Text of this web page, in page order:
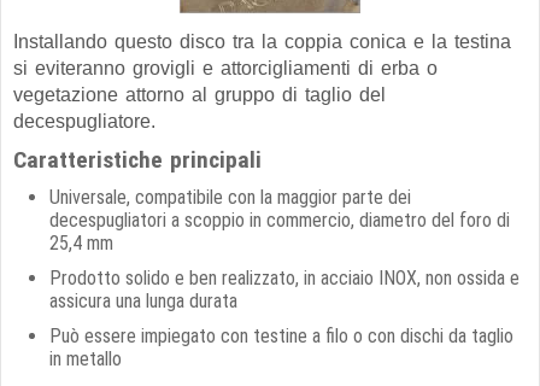
Installando questo disco tra la coppia conica e la testina
si eviteranno grovigli e attorcigliamenti di erba o
vegetazione attorno al gruppo di taglio del
decespugliatore.
Caratteristiche principali
Universale, compatibile con la maggior parte dei
decespugliatori a scoppio in commercio, diametro del foro di
25,4 mm
Prodotto solido e ben realizzato, in acciaio INOX, non ossida e
assicura una lunga durata
Può essere impiegato con testine a filo o con dischi da taglio
in metallo